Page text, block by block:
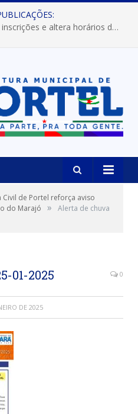
Prefeitura de Portel prorroga inscrições e altera horários dos concursos “Musa” e “Miss Mix Verão 2026”
Civil de Portel reforça aviso
do Marajó
»
Alerta de chuva
01-2025 0
DE 2025